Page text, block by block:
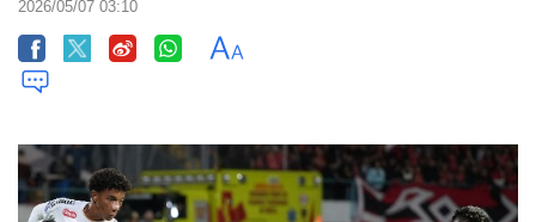
2026/05/07 03:10